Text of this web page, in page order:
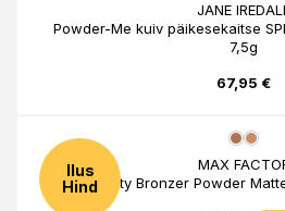
JANE
Powder-Me kuiv päikesekaitse
7,5g
67,95 €
Ilus
Hind
MAX
Facefinity Bronzer Powder